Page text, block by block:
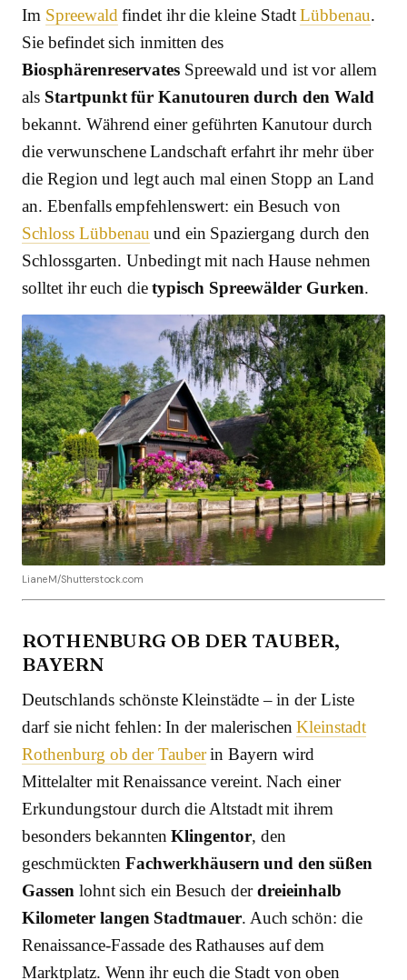
Im Spreewaldfindet ihr die kleine StadtLübbenau.
Sie befindet sich inmitten des
Biosphärenreservates Spreewald und ist vor allem
als Startpunkt für Kanutouren durch den Wald
bekannt. Während einer geführten Kanutour durch
die verwunschene Landschaft erfahrt ihr mehr über
die Region und legt auch mal einen Stopp an Land
an. Ebenfalls empfehlenswert: ein Besuch von
Schloss Lübbenau und ein Spaziergang durch den
Schlossgarten. Unbedingt mit nach Hause nehmen
solltet ihr euch dietypisch Spreewälder Gurken.
LianeM/Shutterstock.com
ROTHENBURG OB DER TAUBER,
BAYERN
Deutschlands schönste Kleinstädte – in der Liste
darf sie nicht fehlen: In der malerischenKleinstadt
Rothenburg ob der Tauberin Bayern wird
Mittelalter mit Renaissance vereint. Nach einer
Erkundungstour durch die Altstadt mit ihrem
besonders bekanntenKlingentor, den
geschmückten Fachwerkhäusern und den süßen
Gassen lohnt sich ein Besuch derdreieinhalb
Kilometer langen Stadtmauer. Auch schön: die
Renaissance-Fassade des Rathauses auf dem
Marktplatz. Wenn ihr euch die Stadt von oben